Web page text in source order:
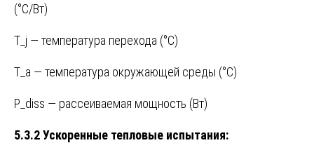
(°C/Вт)
T_j — температура перехода (°C)
T_a — температура окружающей среды (°C)
P_diss — рассеиваемая мощность (Вт)
5.3.2 Ускоренные тепловые испытания: